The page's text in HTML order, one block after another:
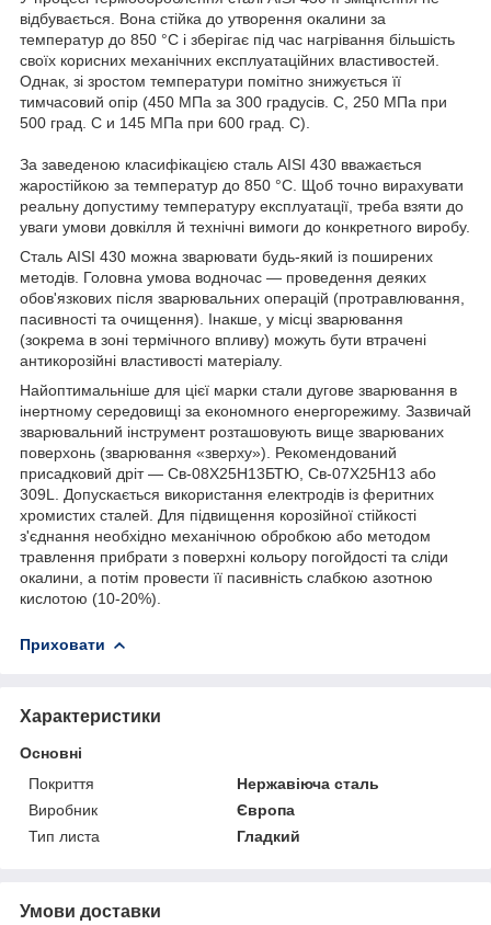
відбувається. Вона стійка до утворення окалини за
температур до 850 °C і зберігає під час нагрівання більшість
своїх корисних механічних експлуатаційних властивостей.
Однак, зі зростом температури помітно знижується її
тимчасовий опір (450 МПа за 300 градусів. С, 250 МПа при
500 град. С и 145 МПа при 600 град. С).
За заведеною класифікацією сталь AISI 430 вважається
жаростійкою за температур до 850 °C. Щоб точно вирахувати
реальну допустиму температуру експлуатації, треба взяти до
уваги умови довкілля й технічні вимоги до конкретного виробу.
Сталь AISI 430 можна зварювати будь-який із поширених
методів. Головна умова водночас — проведення деяких
обов'язкових після зварювальних операцій (протравлювання,
пасивності та очищення). Інакше, у місці зварювання
(зокрема в зоні термічного впливу) можуть бути втрачені
антикорозійні властивості матеріалу.
Найоптимальніше для цієї марки стали дугове зварювання в
інертному середовищі за економного енергорежиму. Зазвичай
зварювальний інструмент розташовують вище зварюваних
поверхонь (зварювання «зверху»). Рекомендований
присадковий дріт — Св-08Х25Н13БТЮ, Cв-07Х25Н13 або
309L. Допускається використання електродів із феритних
хромистих сталей. Для підвищення корозійної стійкості
з'єднання необхідно механічною обробкою або методом
травлення прибрати з поверхні кольору погойдості та сліди
окалини, а потім провести її пасивність слабкою азотною
кислотою (10-20%).
Приховати
Характеристики
Основні
Покриття
Нержавіюча сталь
Виробник
Європа
Тип листа
Гладкий
Умови доставки